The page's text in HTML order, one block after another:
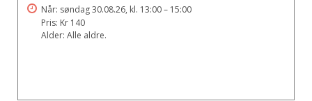
Når: søndag 30.08.26, kl. 13:00 – 15:00
Pris: Kr 140
Alder: Alle aldre.